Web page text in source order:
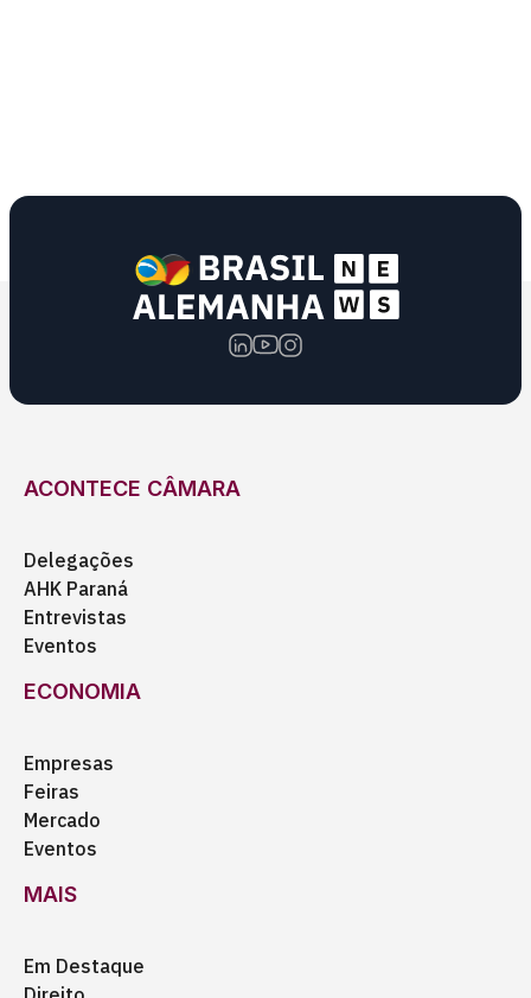
ACONTECE CÂMARA
Delegações
AHK Paraná
Entrevistas
Eventos
ECONOMIA
Empresas
Feiras
Mercado
Eventos
MAIS
Em Destaque